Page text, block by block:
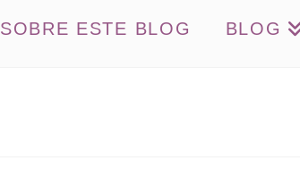
SOBRE ESTE BLOG BLOG